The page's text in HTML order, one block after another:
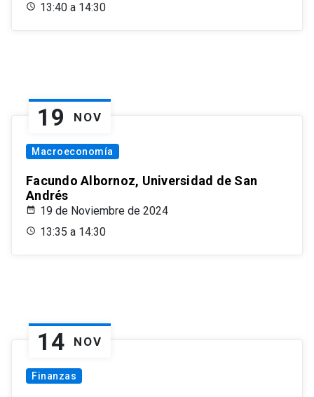
13:40 a 14:30
19 NOV
Macroeconomía
Facundo Albornoz, Universidad de San
Andrés
19 de Noviembre de 2024
13:35 a 14:30
14 NOV
Finanzas